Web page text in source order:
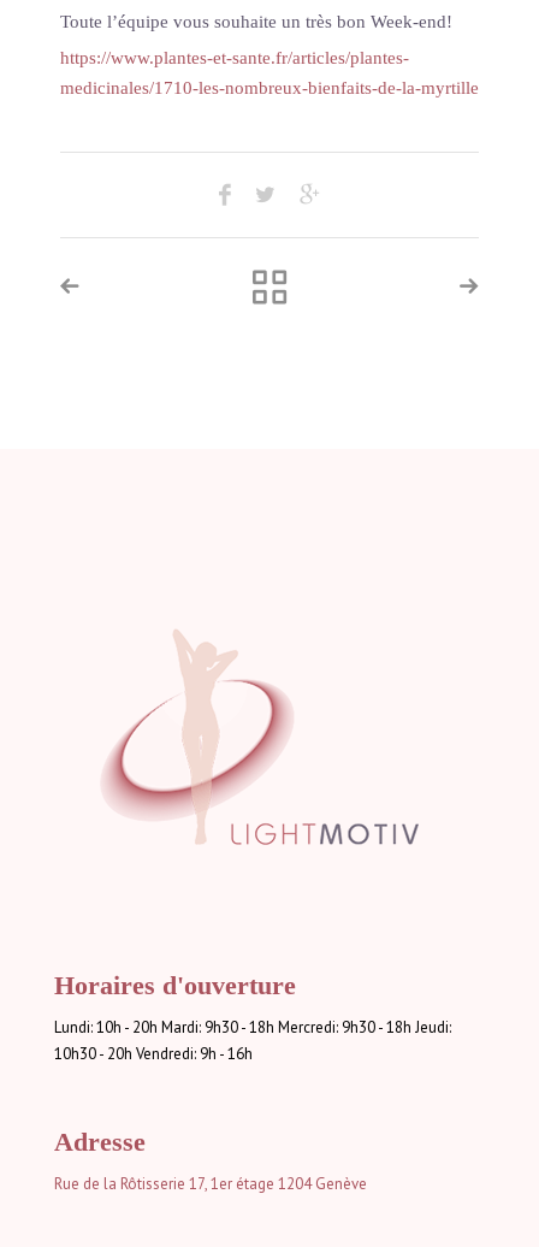
Toute l’équipe vous souhaite un très bon Week-end!
https://www.plantes-et-sante.fr/articles/plantes-
medicinales/1710-les-nombreux-bienfaits-de-la-myrtille
Horaires d'ouverture
Lundi: 10h - 20h Mardi: 9h30 - 18h Mercredi: 9h30 - 18h Jeudi:
10h30 - 20h Vendredi: 9h - 16h
Adresse
Rue de la Rôtisserie 17, 1er étage 1204 Genève